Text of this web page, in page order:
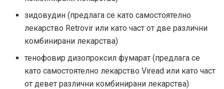
зидовудин (предлага се като самостоятелно
лекарство Retrovir или като част от две различни
комбинирани лекарства)
тенофовир дизопроксил фумарат (предлага се
като самостоятелно лекарство Viread или като част
от девет различни комбинирани лекарства)